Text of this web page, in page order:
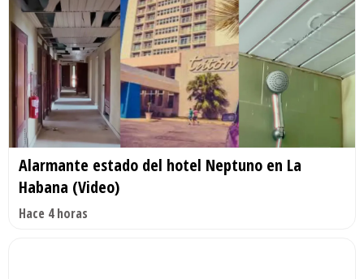
Alarmante estado del hotel Neptuno en La
Habana (Video)
Hace 4 horas